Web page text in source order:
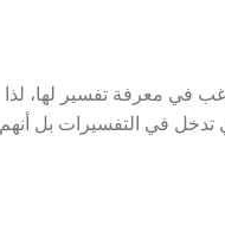
في معرفة تفسير لها، لذا
تدخل في التفسيرات بل أنهم